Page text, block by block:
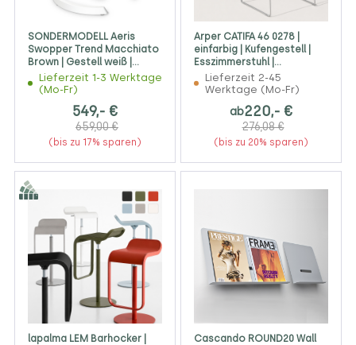
SONDERMODELL Aeris
Swopper Trend Macchiato
Brown | Gestell weiß |
Gleiter
Lieferzeit 1-3 Werktage
(Mo-Fr)
549,- €
659,00 €
(bis zu 17% sparen)
Arper CATIFA 46 0278 |
einfarbig | Kufengestell |
Esszimmerstuhl |
Kantinenstuhl
Lieferzeit 2-45
Werktage (Mo-Fr)
ab220,- €
276,08 €
(bis zu 20% sparen)
lapalma LEM Barhocker |
Cascando ROUND20 Wall